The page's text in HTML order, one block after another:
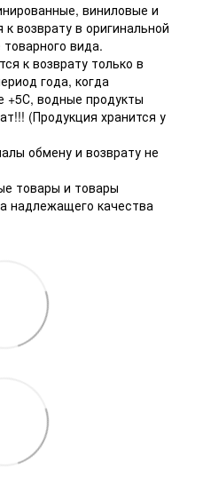
виниловые и
возврату в оригинальной
вида.
к возврату только в
года, когда
+5С, водные продукты
(Продукция хранится у
обмену и возврату не
товары и товары
надлежащего качества